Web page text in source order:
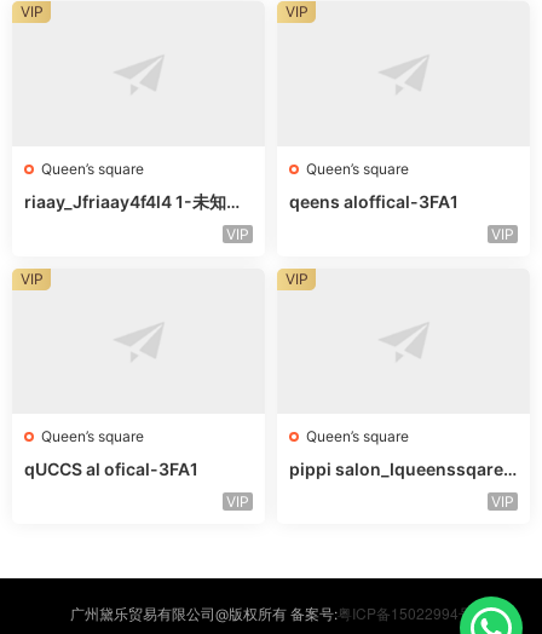
Queen’s square
riaay_Jfriaay4f4l4 1-未知楼
VIP
VIP
Queen’s square
qeens aloffical-3FA1
VIP
VIP
Queen’s square
qUCCS al ofical-3FA1
VIP
VIP
Queen’s square
pippi salon_Iqueenssqareo
VIP
VIP
广州黛乐贸易有限公司@版权所有 备案号:粤ICP备15022994号